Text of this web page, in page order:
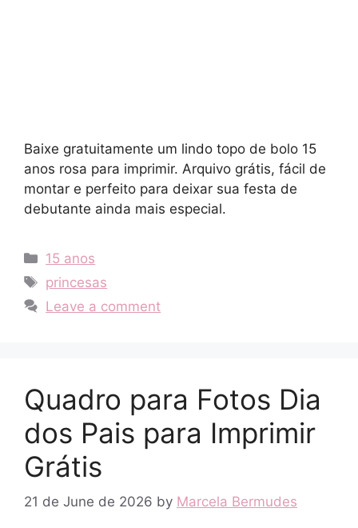
Baixe gratuitamente um lindo topo de bolo 15
anos rosa para imprimir. Arquivo grátis, fácil de
montar e perfeito para deixar sua festa de
debutante ainda mais especial.
Categories
15 anos
Tags
princesas
Leave a comment
Quadro para Fotos Dia
dos Pais para Imprimir
Grátis
21 de June de 2026 by Marcela Bermudes